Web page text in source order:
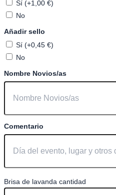
Sí (+1,00 €)
No
Añadir sello
Sí (+0,45 €)
No
Nombre Novios/as
Comentario
Brisa de lavanda cantidad